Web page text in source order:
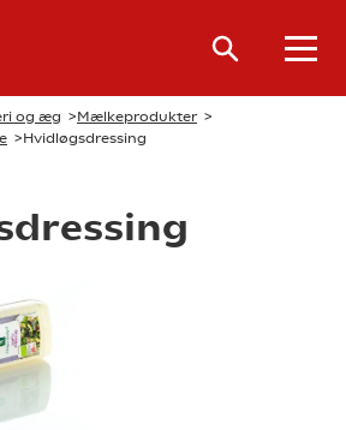
og æg >Mælkeprodukter >
>Hvidløgsdressing